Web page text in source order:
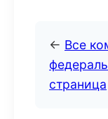
← Все
страница